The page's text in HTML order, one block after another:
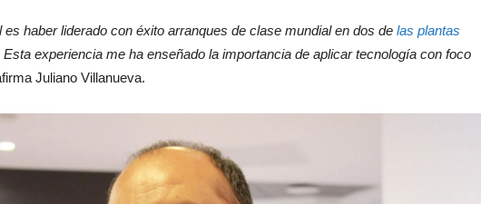
es haber liderado con éxito arranques de clase mundial en dos de las plantas
experiencia me ha enseñado la importancia de aplicar tecnología con foco
Juliano Villanueva.